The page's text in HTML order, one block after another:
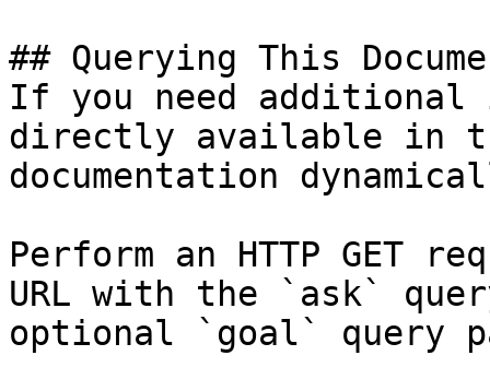
## Querying This
If you need
directly available in
documentation
Perform an HTTP GET
URL with the `ask`
optional `goal` query